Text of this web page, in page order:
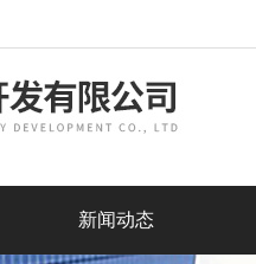
新闻动态